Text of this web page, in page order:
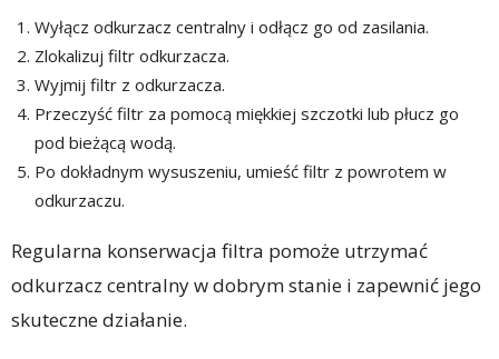
Wyłącz odkurzacz centralny i odłącz go od zasilania.
Zlokalizuj filtr odkurzacza.
Wyjmij filtr z odkurzacza.
Przeczyść filtr za pomocą miękkiej szczotki lub płucz go
pod bieżącą wodą.
Po dokładnym wysuszeniu, umieść filtr z powrotem w
odkurzaczu.
Regularna konserwacja filtra pomoże utrzymać
odkurzacz centralny w dobrym stanie i zapewnić jego
skuteczne działanie.